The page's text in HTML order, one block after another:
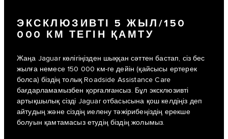
ЭКСКЛЮЗИВТІ 5 ЖЫЛ/150
000 КМ ТЕГІН ҚАМТУ
Жаңа Jaguar көлігіңізден шыққан сәттен бастап, сіз бес
жылға немесе 150 000 км-ге дейін (қайсысы ертерек
болса) біздің толық Roadside Assistance Care
бағдарламамызбен қорғалғансыз. Бұл эксклюзивті
артықшылық сізді Jaguar отбасысына қош келдіңіз деп
айтудың және сіздің иелену тәжірибеңіздің ерекше
болуын қамтамасыз етудің біздің жолымыз.